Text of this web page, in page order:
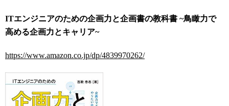
ITエンジニアのための企画力と企画書の教科書 ~鳥瞰力で
高める企画力とキャリア~
https://www.amazon.co.jp/dp/4839970262/